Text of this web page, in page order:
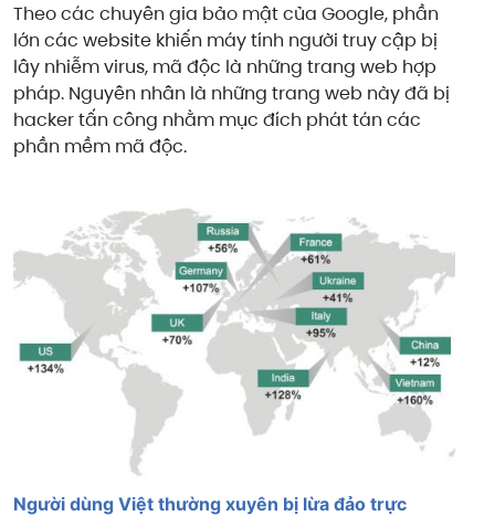
Theo các chuyên gia bảo mật của Google, phần
lớn các website khiến máy tính người truy cập bị
lây nhiễm virus, mã độc là những trang web hợp
pháp. Nguyên nhân là những trang web này đã bị
hacker tấn công nhằm mục đích phát tán các
phần mềm mã độc.
Người dùng Việt thường xuyên bị lừa đảo trực